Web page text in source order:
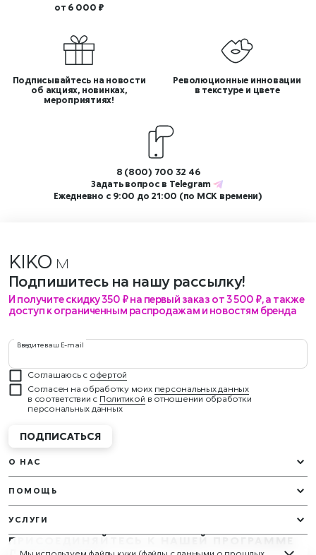
от 6 000 ₽
Подписывайтесь на новости
об акциях, новинках,
мероприятиях!
Революционные инновации
в текстуре и цвете
8 (800) 700 32 46
Задать вопрос в Telegram
Ежедневно с 9:00 до 21:00 (по МСК времени)
KIKO меро
Подпишитесь на нашу рассылку!
И получите скидку 350 ₽ на первый заказ от 3 500 ₽, а также
доступ к ограниченным распродажам и новостям бренда
Введите ваш E-mail
Соглашаюсь с офертой
Согласен на обработку моих персональных данных
в соответствии с Политикой в отношении обработки
персональных данных
ПОДПИСАТЬСЯ
ПРИСОЕДИНЯЙТЕСЬ К НАШЕЙ ПРОГРАММЕ
ЛОЯЛЬНОСТИ
УСЛУГИ
О НАС
ПОМОЩЬ